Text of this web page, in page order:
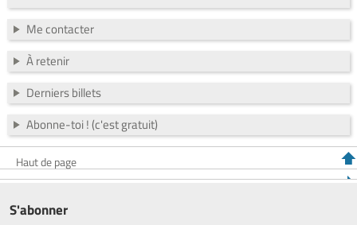
Me contacter
À retenir
Derniers billets
Abonne-toi ! (c'est gratuit)
Haut de page
S'abonner